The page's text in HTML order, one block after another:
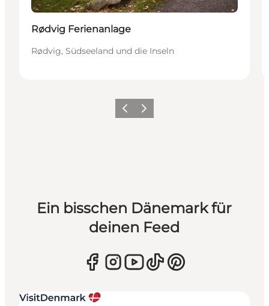
Rødvig Ferienanlage
Rødvig, Südseeland und die Inseln
ZurückWeiter
Ein bisschen Dänemark für
deinen Feed